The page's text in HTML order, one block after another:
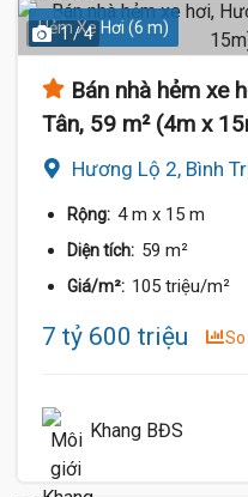
Hẻm Xe Hơi (6 m)
1 / 4
Bán nhà hẻm xe
Tân, 59 m² (4m x
Hương Lộ 2, Bình
Rộng: 4 m x 15 m
Diện tích: 59 m²
Giá/m²: 105 triệu/m²
7 tỷ 600 triệu
Khang BĐS